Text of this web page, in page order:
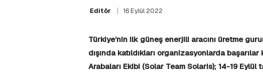
Editör 16 Eylül 2022
Türkiye’nin ilk güneş enerjili aracını üretme
dışında katıldıkları organizasyonlarda
Arabaları Ekibi (Solar Team Solaris); 14-19 Eylül